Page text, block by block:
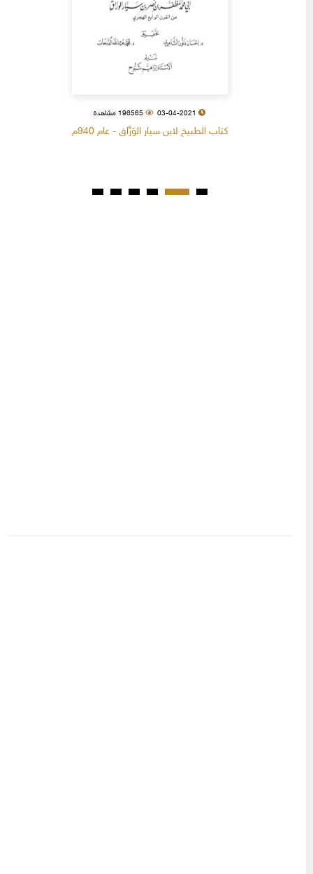
03-04-2021 196565 مشاهدة
كتاب الطبيخ لابن سيار الوَرَّاق - عام 940م